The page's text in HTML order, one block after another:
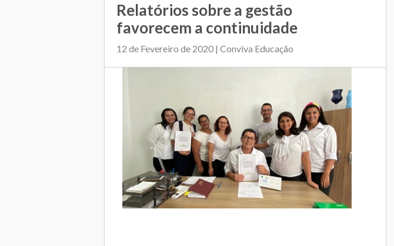
Relatórios sobre a gestão
favorecem a continuidade
12 de Fevereiro de 2020 | Conviva Educação